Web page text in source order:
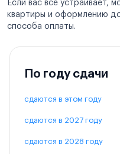
Если вас все устраивает,
квартиры и оформлению
способа оплаты.
По году сдачи
сдаются в этом году
сдаются в 2027 году
сдаются в 2028 году